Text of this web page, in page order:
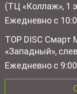
(ТЦ «Коллаж», 1
Ежедневно с
TOP DISC
«Западный»,
Ежедневно с